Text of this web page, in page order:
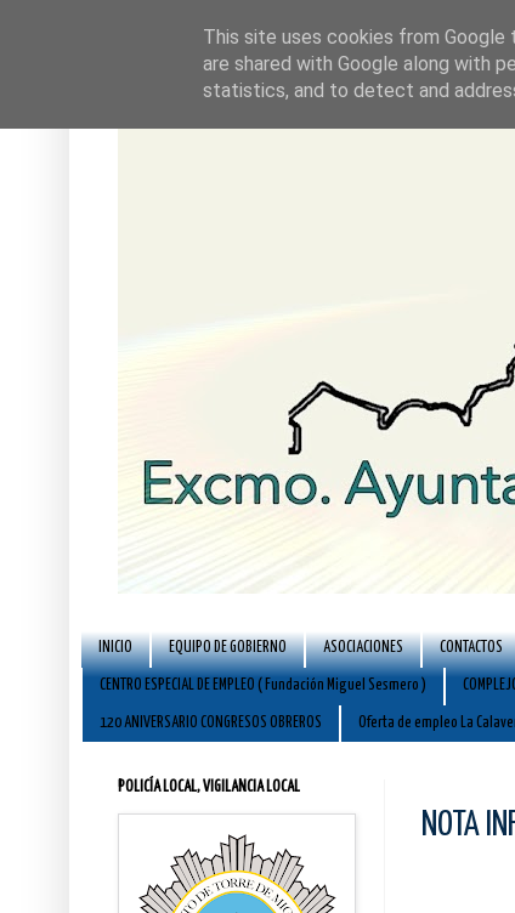
INICIO EQUIPO DE GOBIERNO ASOCIACIONES CONTACTOS
CENTRO ESPECIAL DE EMPLEO ( Fundación Miguel Sesmero )
120 ANIVERSARIO CONGRESOS OBREROS Oferta de empleo La
NOTA
POLICÍA LOCAL, VIGILANCIA LOCAL
This site uses cookies from Google
are shared with Google along with
statistics, and to detect and